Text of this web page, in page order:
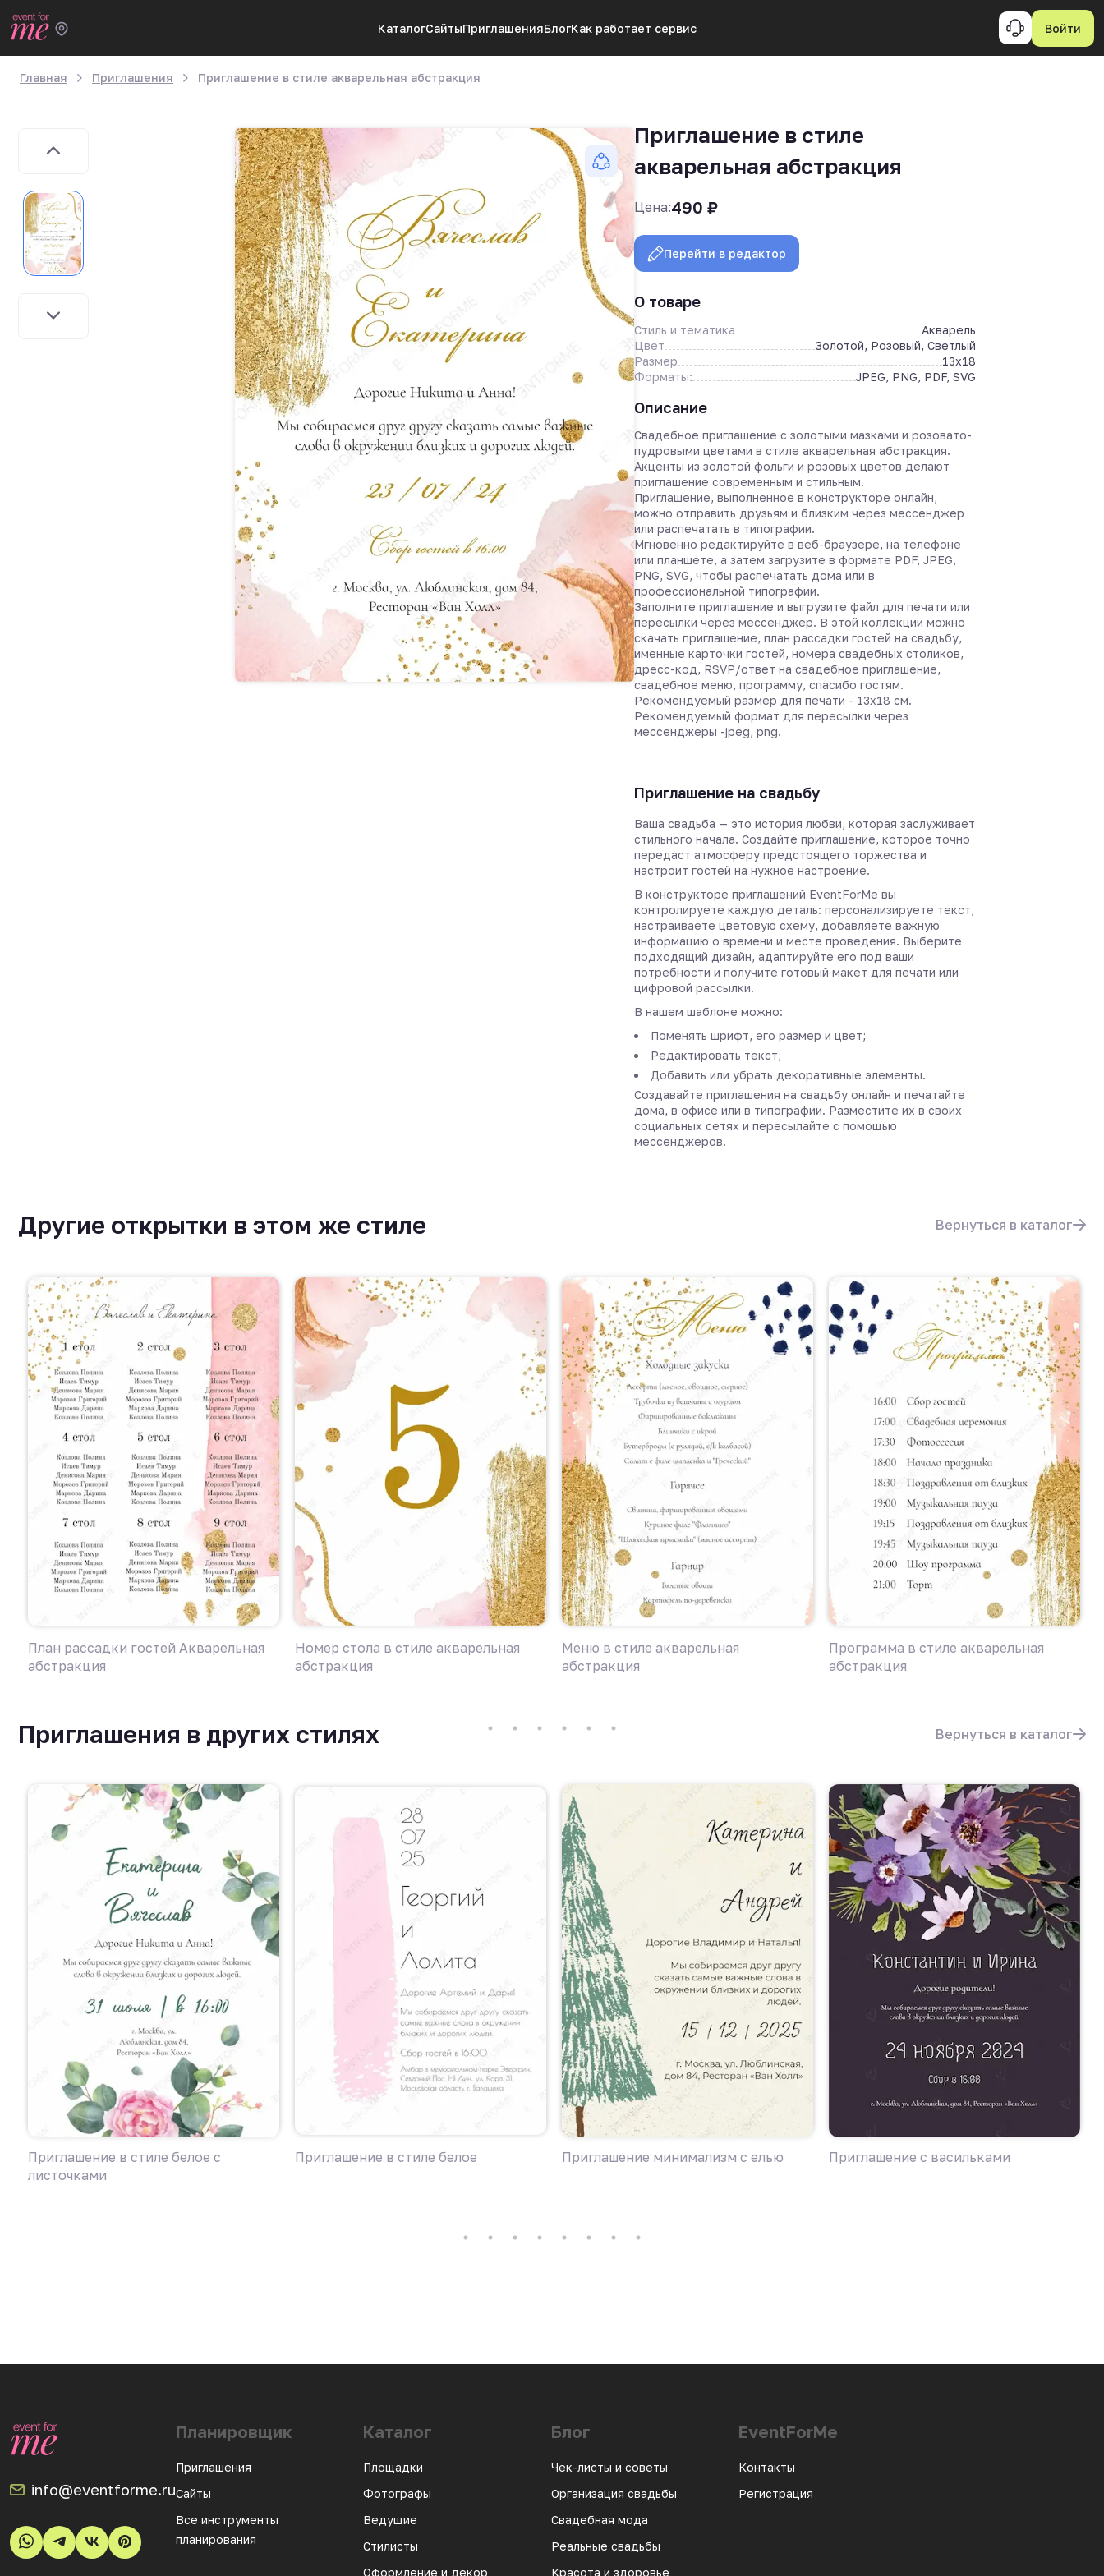
КаталогСайтыПриглашенияБлогКак работает сервис Войти
Главная Приглашения Приглашение в стиле акварельная абстракция
Приглашение в стиле
акварельная абстракция
Цена:490 ₽
Перейти в редактор
Описание
Свадебное приглашение с золотыми мазками и розовато-
пудровыми цветами в стиле акварельная абстракция.
Акценты из золотой фольги и розовых цветов делают
приглашение современным и стильным.
Приглашение, выполненное в конструкторе онлайн,
можно отправить друзьям и близким через мессенджер
или распечатать в типографии.
Мгновенно редактируйте в веб-браузере, на телефоне
или планшете, а затем загрузите в формате PDF, JPEG,
PNG, SVG, чтобы распечатать дома или в
профессиональной типографии.
Заполните приглашение и выгрузите файл для печати или
пересылки через мессенджер. В этой коллекции можно
скачать приглашение, план рассадки гостей на свадьбу,
именные карточки гостей, номера свадебных столиков,
дресс-код, RSVP/ответ на свадебное приглашение,
свадебное меню, программу, спасибо гостям.
Рекомендуемый размер для печати - 13х18 см.
Рекомендуемый формат для пересылки через
мессенджеры -jpeg, png.
Приглашение на свадьбу
Ваша свадьба — это история любви, которая заслуживает
стильного начала. Создайте приглашение, которое точно
передаст атмосферу предстоящего торжества и
настроит гостей на нужное настроение.
В конструкторе приглашений EventForMe вы
контролируете каждую деталь: персонализируете текст,
настраиваете цветовую схему, добавляете важную
информацию о времени и месте проведения. Выберите
подходящий дизайн, адаптируйте его под ваши
потребности и получите готовый макет для печати или
цифровой рассылки.
В нашем шаблоне можно:
Поменять шрифт, его размер и цвет;
Редактировать текст;
Добавить или убрать декоративные элементы.
Создавайте приглашения на свадьбу онлайн и печатайте
дома, в офисе или в типографии. Разместите их в своих
социальных сетях и пересылайте с помощью
мессенджеров.
О товаре
Стиль и тематика
Акварель
Цвет
Золотой, Розовый, Светлый
Размер
13x18
Форматы:
JPEG, PNG, PDF, SVG
Другие открытки в этом же стиле Вернуться в каталог
План рассадки гостей Акварельная
абстракция
Номер стола в стиле акварельная
абстракция
Меню в стиле акварельная
абстракция
Программа в стиле акварельная
абстракция
Приглашения в других стилях Вернуться в каталог
Приглашение в стиле белое с
листочками
Приглашение в стиле белое Приглашение минимализм с елью Приглашение с васильками
info@eventforme.ru
Планировщик
Приглашения
Сайты
Все инструменты
планирования
Каталог
Площадки
Фотографы
Ведущие
Стилисты
Оформление и декор
Блог
Чек-листы и советы
Организация свадьбы
Свадебная мода
Реальные свадьбы
Красота и здоровье
EventForMe
Контакты
Регистрация